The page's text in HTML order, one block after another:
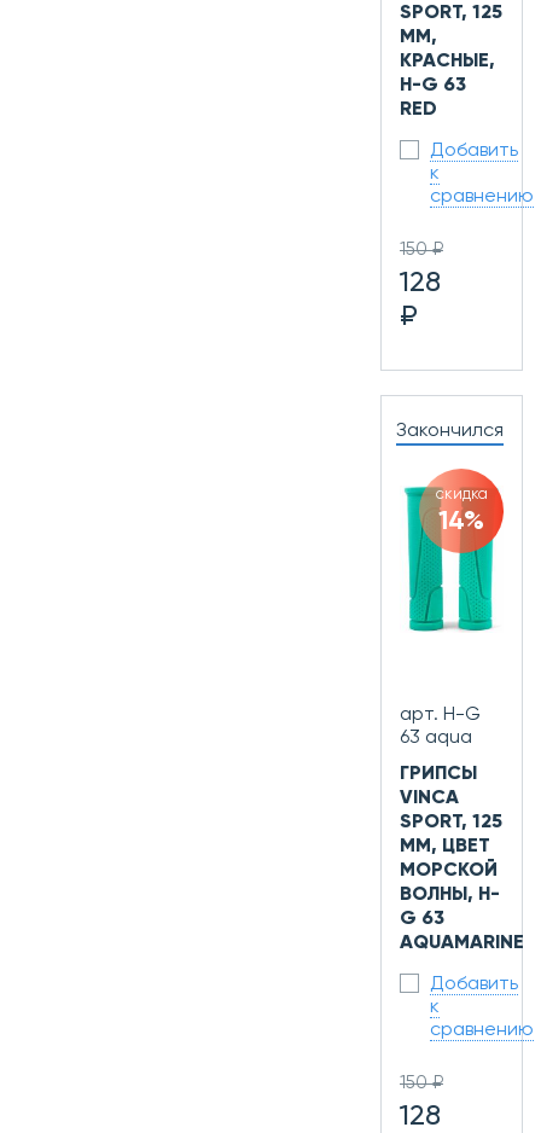
SPORT, 125
ММ,
КРАСНЫЕ,
H-G 63
RED
Добавить
к
сравнению
150 ₽
128
₽
Закончился
скидка
14%
арт. H-G
63 aqua
ГРИПСЫ
VINCA
SPORT, 125
ММ, ЦВЕТ
МОРСКОЙ
ВОЛНЫ, H-
G 63
AQUAMARINE
Добавить
к
сравнению
150 ₽
128